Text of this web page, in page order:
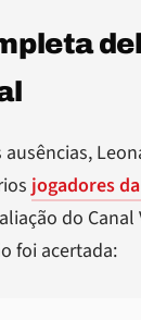
ausências,
jogadores
do Canal
foi acertada: